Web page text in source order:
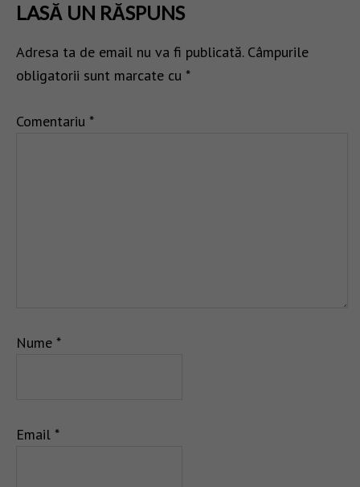
LASĂ UN RĂSPUNS
Adresa ta de email nu va fi publicată. Câmpurile
obligatorii sunt marcate cu *
Comentariu *
Nume *
Email *